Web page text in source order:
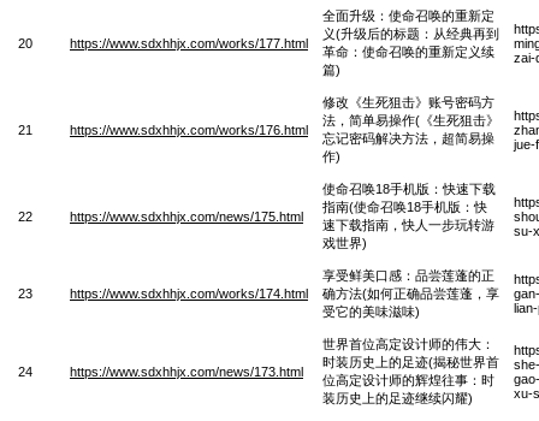
20 https://www.sdxhhjx.com/works/177.html
全面升级：使命召唤的重新定
义(升级后的标题：从经典再到
革命：使命召唤的重新定义续
篇)
zai-
21 https://www.sdxhhjx.com/works/176.html
修改《生死狙击》账号密码方
法，简单易操作(《生死狙击》
忘记密码解决方法，超简易操
作)
jue-
22 https://www.sdxhhjx.com/news/175.html
使命召唤18手机版：快速下载
指南(使命召唤18手机版：快
速下载指南，快人一步玩转游
戏世界)
su-
23 https://www.sdxhhjx.com/works/174.html
享受鲜美口感：品尝莲蓬的正
确方法(如何正确品尝莲蓬，享
受它的美味滋味)
24 https://www.sdxhhjx.com/news/173.html
世界首位高定设计师的伟大：
时装历史上的足迹(揭秘世界首
位高定设计师的辉煌往事：时
装历史上的足迹继续闪耀)
xu-